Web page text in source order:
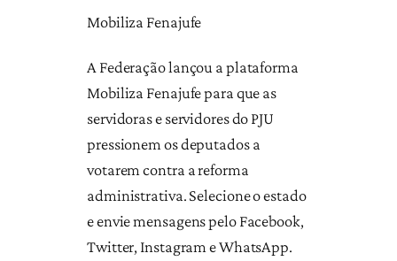
Mobiliza Fenajufe
A Federação lançou a plataforma
Mobiliza Fenajufe para que as
servidoras e servidores do PJU
pressionem os deputados a
votarem contra a reforma
administrativa. Selecione o estado
e envie mensagens pelo Facebook,
Twitter, Instagram e WhatsApp.